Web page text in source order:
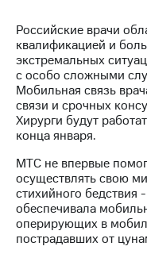
Достижения
Интервью
Финансовая
отчетность
Контакты
Новости
в
регионе
и акционерам
Российские врачи
квалификацией и
экстремальных
с особо сложными
Мобильная связь
связи и срочных
Хирурги будут
конца января.
МТС не впервые
осуществлять свою
стихийного
обеспечивала
оперирующих в
пострадавших от